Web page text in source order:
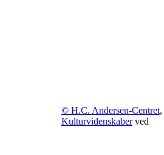
© H.C. Andersen-Centret,
Kulturvidenskaberved